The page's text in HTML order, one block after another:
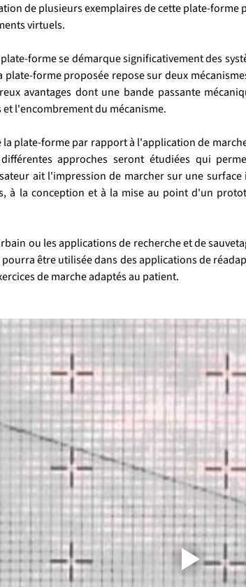
de plusieurs exemplaires de cette plate-
virtuels.
forme se démarque significativement des
forme proposée repose sur deux
avantages dont une bande passante
l'encombrement du mécanisme.
plate-forme par rapport à l'application de
approches seront étudiées qui
ait l'impression de marcher sur une
à la conception et à la mise au point d'un
ou les applications de recherche et de
être utilisée dans des applications de
de marche adaptés au patient.